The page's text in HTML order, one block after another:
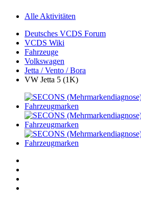
Alle Aktivitäten
Deutsches VCDS Forum
VCDS Wiki
Fahrzeuge
Volkswagen
Jetta / Vento / Bora
VW Jetta 5 (1K)